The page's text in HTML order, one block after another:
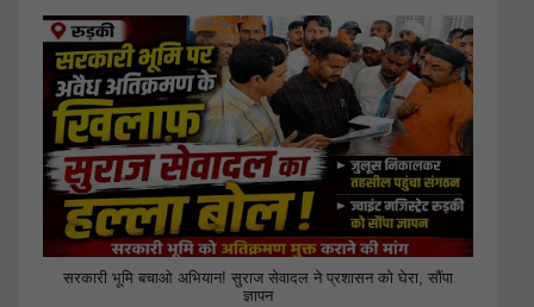
सरकारी भूमि बचाओ अभियान! सुराज सेवादल ने प्रशासन को घेरा, सौंपा
ज्ञापन